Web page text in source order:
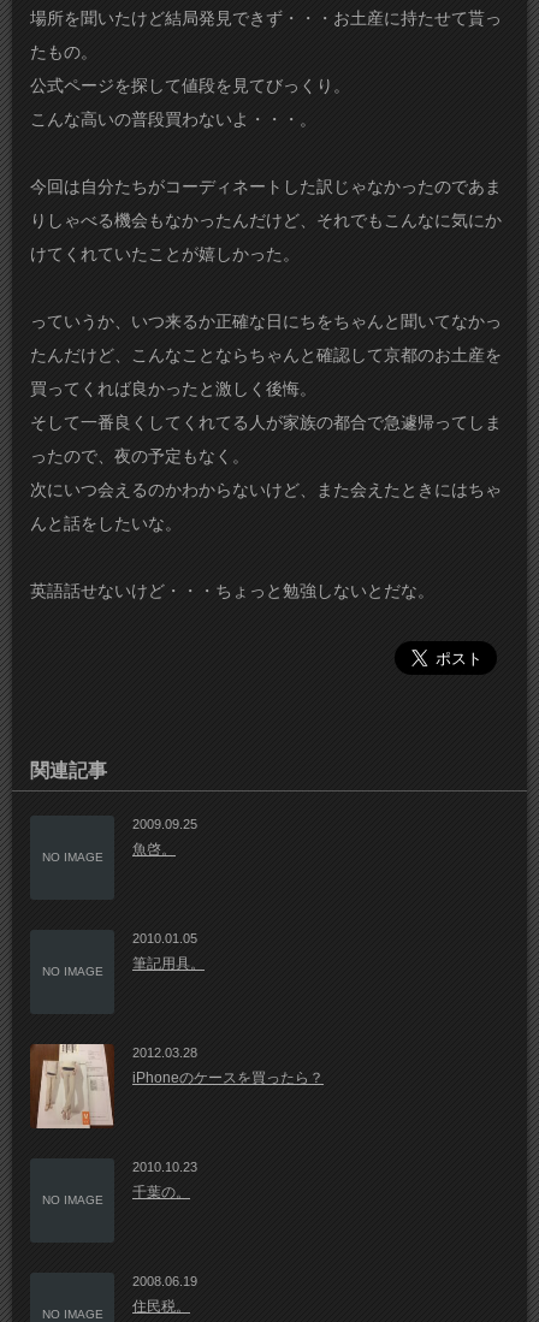
場所を聞いたけど結局発見できず・・・お土産に持たせて貰っ
たもの。
公式ページを探して値段を見てびっくり。
こんな高いの普段買わないよ・・・。
今回は自分たちがコーディネートした訳じゃなかったのであま
りしゃべる機会もなかったんだけど、それでもこんなに気にか
けてくれていたことが嬉しかった。
っていうか、いつ来るか正確な日にちをちゃんと聞いてなかっ
たんだけど、こんなことならちゃんと確認して京都のお土産を
買ってくれば良かったと激しく後悔。
そして一番良くしてくれてる人が家族の都合で急遽帰ってしま
ったので、夜の予定もなく。
次にいつ会えるのかわからないけど、また会えたときにはちゃ
んと話をしたいな。
英語話せないけど・・・ちょっと勉強しないとだな。
関連記事
NO IMAGE
2009.09.25
魚啓。
NO IMAGE
2010.01.05
筆記用具。
2012.03.28
iPhoneのケースを買ったら？
NO IMAGE
2010.10.23
千葉の。
NO IMAGE
2008.06.19
住民税。